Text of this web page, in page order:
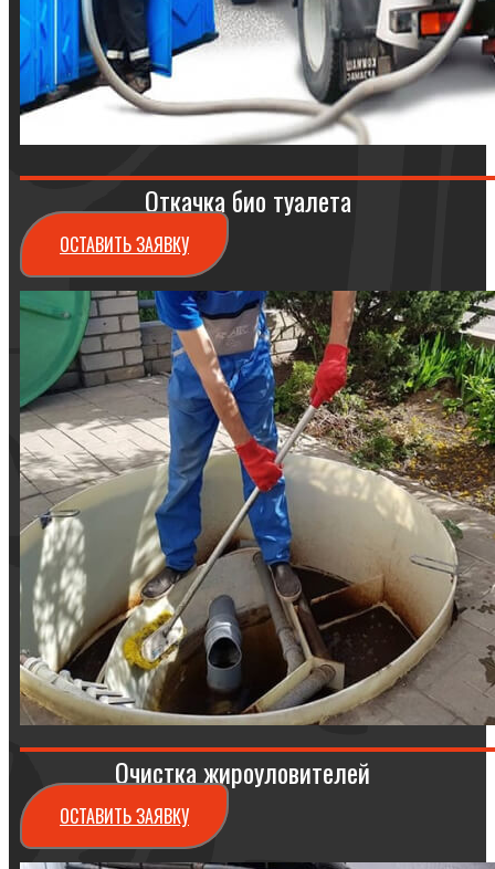
Откачка био туалета
ОСТАВИТЬ ЗАЯВКУ
Очистка жироуловителей
ОСТАВИТЬ ЗАЯВКУ